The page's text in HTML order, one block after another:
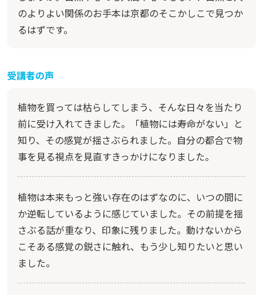
のよりよい関係のお手本は京都のそこかしこで見つか
るはずです。
受講者の声
植物を買っては枯らしてしまう、そんな日々を当たり
前に受け入れてきました。「植物には寿命がない」と
知り、その感覚が揺さぶられました。自分の都合で物
事を見る視点を見直すきっかけになりました。
植物は本来もっと強い存在のはずなのに、いつの間に
か逆転しているように感じていました。その前提を揺
さぶる話が重なり、印象に残りました。動けないから
こそある感覚の鋭さに触れ、もう少し知りたいと思い
ました。